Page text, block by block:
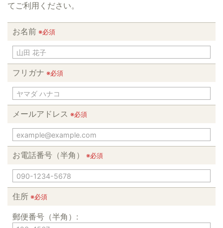
てご利用ください。
お名前 ※必須
フリガナ ※必須
メールアドレス ※必須
お電話番号（半角） ※必須
住所 ※必須
郵便番号（半角）: